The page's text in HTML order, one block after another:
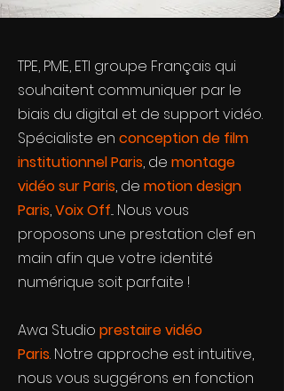
TPE, PME, ETI groupe Français qui
souhaitent communiquer par le
biais du digital et de support vidéo.
Spécialiste en conception de film
institutionnel Paris, de montage
vidéo sur Paris, de motion design
Paris,Voix Off... Nous vous
proposons une prestation clef en
main afin que votre identité
numérique soit parfaite !
Awa Studio prestaire vidéo
Paris. Notre approche est intuitive,
nous vous suggérons en fonction